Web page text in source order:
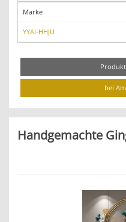
Marke
YYAI-HHJU
bei
Handgemachte